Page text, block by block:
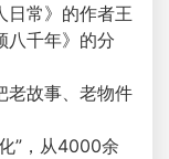
常》的作者王
八千年》的分
故事、老物件
”，从4000余